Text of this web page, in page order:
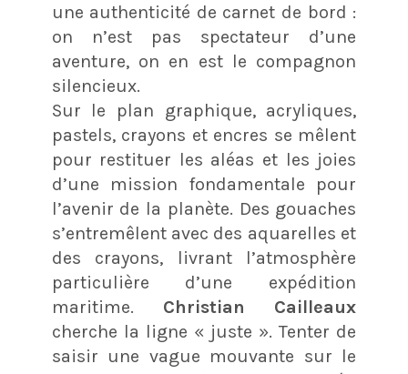
une authenticité de carnet de bord :
on n’est pas spectateur d’une
aventure, on en est le compagnon
silencieux.
Sur le plan graphique, acryliques,
pastels, crayons et encres se mêlent
pour restituer les aléas et les joies
d’une mission fondamentale pour
l’avenir de la planète. Des gouaches
s’entremêlent avec des aquarelles et
des crayons, livrant l’atmosphère
particulière d’une expédition
maritime. Christian Cailleaux
cherche la ligne « juste ». Tenter de
saisir une vague mouvante sur le